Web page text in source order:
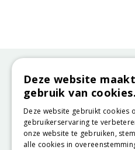
Onze
Ontvang
We slaan
Deze website maakt
gebruik van cookies.
Deze website gebruikt cookies
gebruikerservaring te
onze website te gebruiken,
alle cookies in